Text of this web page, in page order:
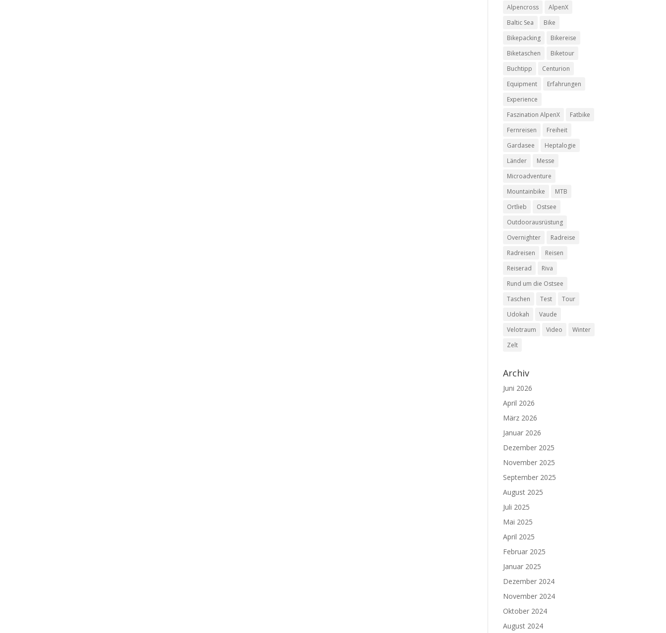
Alpencross
AlpenX
Baltic Sea
Bike
Bikepacking
Bikereise
Biketaschen
Biketour
Buchtipp
Centurion
Equipment
Erfahrungen
Experience
Faszination AlpenX
Fatbike
Fernreisen
Freiheit
Gardasee
Heptalogie
Länder
Messe
Microadventure
Mountainbike
MTB
Ortlieb
Ostsee
Outdoorausrüstung
Overnighter
Radreise
Radreisen
Reisen
Reiserad
Riva
Rund um die Ostsee
Taschen
Test
Tour
Udokah
Vaude
Velotraum
Video
Winter
Zelt
Archiv
Juni 2026
April 2026
März 2026
Januar 2026
Dezember 2025
November 2025
September 2025
August 2025
Juli 2025
Mai 2025
April 2025
Februar 2025
Januar 2025
Dezember 2024
November 2024
Oktober 2024
August 2024